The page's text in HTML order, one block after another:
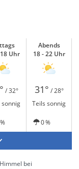
Uhr
Abends
18 - 22 Uhr
/ 32° 31° / 28°
sonnig Teils sonnig
0 %
bei